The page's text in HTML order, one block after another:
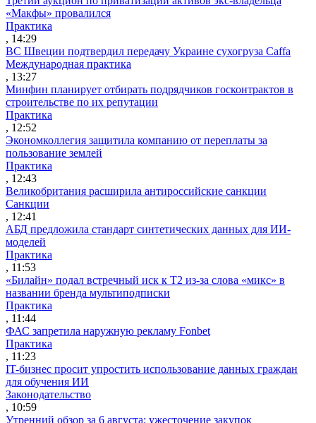
«Макфы» провалился
Практика
, 14:29
ВС Швеции подтвердил передачу Украине сухогруза Caffa
Международная практика
, 13:27
Минфин планирует отбирать подрядчиков госконтрактов в
строительстве по их репутации
Практика
, 12:52
Экономколлегия защитила компанию от переплаты за
пользование землей
Практика
, 12:43
Великобритания расширила антироссийские санкции
Санкции
, 12:41
АБД предложила стандарт синтетических данных для ИИ-
моделей
Практика
, 11:53
«Билайн» подал встречный иск к Т2 из-за слова «микс» в
названии бренда мультиподписки
Практика
, 11:44
ФАС запретила наружную рекламу Fonbet
Практика
, 11:23
IT-бизнес просит упростить использование данных граждан
для обучения ИИ
Законодательство
, 10:59
Утренний обзор за 6 августа: ужесточение закупок